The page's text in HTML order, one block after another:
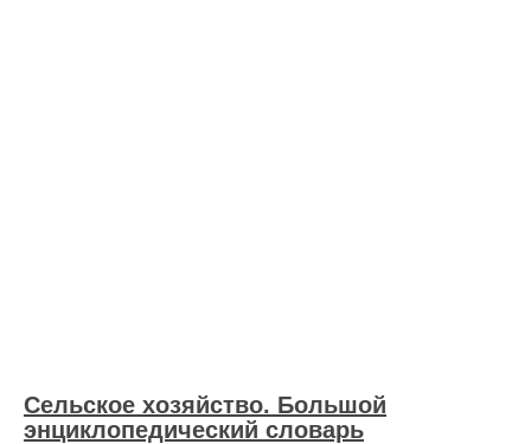
Сельское хозяйство. Большой
энциклопедический словарь